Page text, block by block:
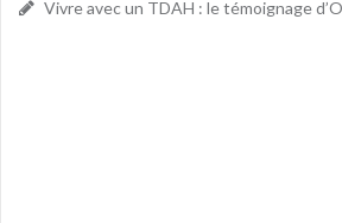
Vivre avec un TDAH : le témoignage